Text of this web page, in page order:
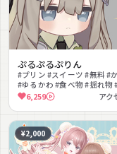
ぷるぷるぷりん
#プリン #スイーツ #無料 #
#ゆるかわ #食べ物 #揺れ物
の #ネタ #癒し
6,259 アク
¥2,000